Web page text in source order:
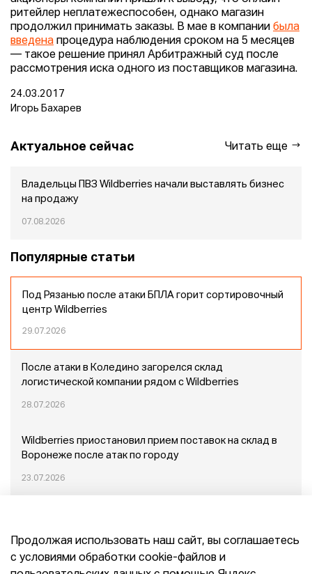
ритейлер неплатежеспособен, однако магазин
продолжил принимать заказы. В мае в компании была
введена процедура наблюдения сроком на 5 месяцев
— такое решение принял Арбитражный суд после
рассмотрения иска одного из поставщиков магазина.
24.03.2017
Игорь Бахарев
Актуальное сейчас Читать еще
Владельцы ПВЗ Wildberries начали выставлять бизнес
на продажу
07.08.2026
Популярные статьи
Под Рязанью после атаки БПЛА горит сортировочный
центр Wildberries
29.07.2026
После атаки в Коледино загорелся склад
логистической компании рядом с Wildberries
28.07.2026
Wildberries приостановил прием поставок на склад в
Воронеже после атак по городу
23.07.2026
Продолжая использовать наш сайт, вы соглашаетесь
с условиями обработки cookie-файлов и